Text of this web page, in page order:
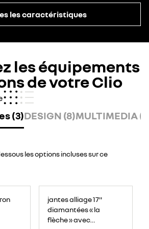
les caractéristiques
les équipements
de votre Clio
(3)DESIGN (8)MULTIMEDIA
les options incluses sur ce
jantes alliage 17''
diamantées « la
flèche » avec